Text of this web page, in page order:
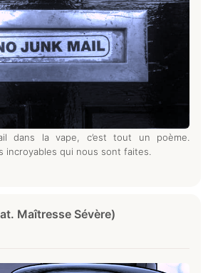
dans la vape, c’est tout un poème.
incroyables qui nous sont faites.
Maîtresse Sévère)